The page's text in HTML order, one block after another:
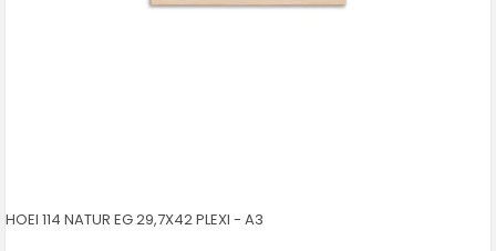
HOEI 114 NATUR EG 29,7X42 PLEXI - A3